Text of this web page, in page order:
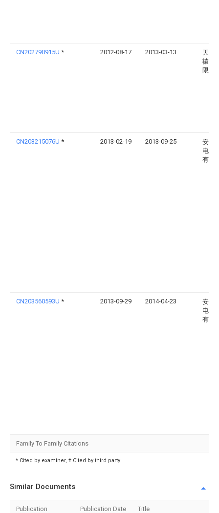
CN202790915U * 2012-08-17 2013-03-13
天津
辕电
限公
CN203215076U * 2013-02-19 2013-09-25
安徽
电缆
有限
CN203560593U * 2013-09-29 2014-04-23
安徽
电力
有限
Family To Family Citations
* Cited by examiner, † Cited by third party
Similar Documents
Publication Publication Date Title